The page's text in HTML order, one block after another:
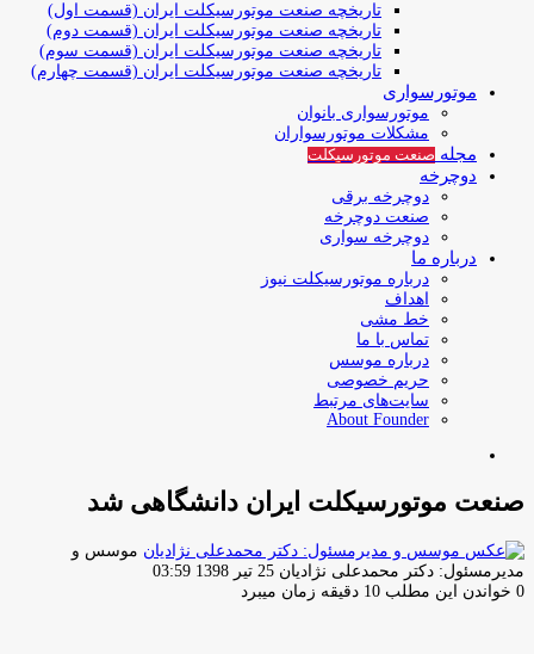
تاریخچه صنعت موتورسیکلت ایران (قسمت اول)
تاریخچه صنعت موتورسیکلت ایران (قسمت دوم)
تاریخچه صنعت موتورسیکلت ایران (قسمت سوم)
تاریخچه صنعت موتورسیکلت ایران (قسمت چهارم)
موتورسواری
موتورسواری بانوان
مشکلات موتورسواران
مجله صنعت موتورسیکلت
دوچرخه
دوچرخه برقی
صنعت دوچرخه
دوچرخه سواری
درباره ما
درباره موتورسیکلت نیوز
اهداف
خط مشی
تماس با ما
درباره موسس
حریم خصوصی
سایت‌های مرتبط
About Founder
صنعت موتورسیکلت ایران دانشگاهی شد
موسس و
مدیرمسئول: دکتر محمدعلی نژادیان ارسال
ایمیل
25 تیر 1398 03:59
0 خواندن این مطلب 10 دقیقه زمان میبرد